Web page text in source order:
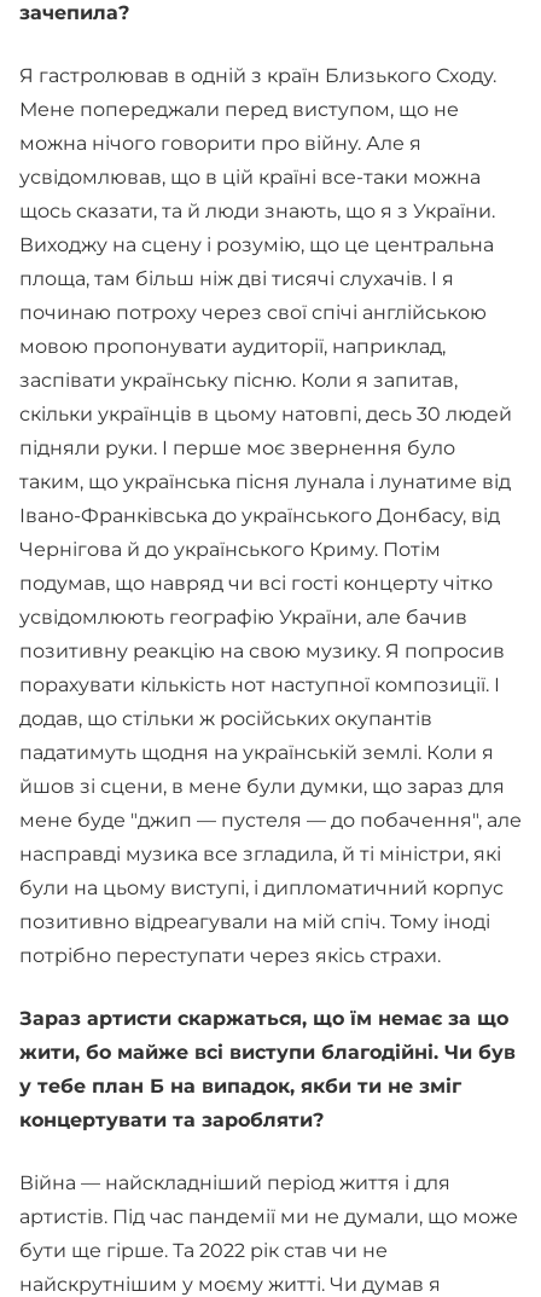
зачепила?
Я гастролював в одній з країн Близького Сходу.
Мене попереджали перед виступом, що не
можна нічого говорити про війну. Але я
усвідомлював, що в цій країні все-таки можна
щось сказати, та й люди знають, що я з України.
Виходжу на сцену і розумію, що це центральна
площа, там більш ніж дві тисячі слухачів. І я
починаю потроху через свої спічі англійською
мовою пропонувати аудиторії, наприклад,
заспівати українську пісню. Коли я запитав,
скільки українців в цьому натовпі, десь 30 людей
підняли руки. І перше моє звернення було
таким, що українська пісня лунала і лунатиме від
Івано-Франківська до українського Донбасу, від
Чернігова й до українського Криму. Потім
подумав, що навряд чи всі гості концерту чітко
усвідомлюють географію України, але бачив
позитивну реакцію на свою музику. Я попросив
порахувати кількість нот наступної композиції. І
додав, що стільки ж російських окупантів
падатимуть щодня на українській землі. Коли я
йшов зі сцени, в мене були думки, що зараз для
мене буде "джип — пустеля — до побачення", але
насправді музика все згладила, й ті міністри, які
були на цьому виступі, і дипломатичний корпус
позитивно відреагували на мій спіч. Тому іноді
потрібно переступати через якісь страхи.
Зараз артисти скаржаться, що їм немає за що
жити, бо майже всі виступи благодійні. Чи був
у тебе план Б на випадок, якби ти не зміг
концертувати та заробляти?
Війна — найскладніший період життя і для
артистів. Під час пандемії ми не думали, що може
бути ще гірше. Та 2022 рік став чи не
найскрутнішим у моєму житті. Чи думав я